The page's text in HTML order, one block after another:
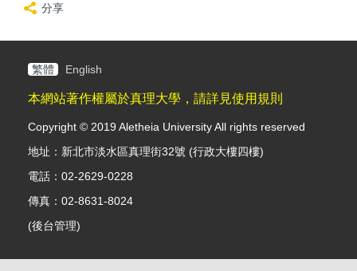
分享
繁體 English
本網站著作權屬於真理大學，請詳見使用規則
Copyright © 2019 Aletheia University All rights reserved
地址：新北市淡水區真理街32號 (行政大樓四樓)
電話：02-2629-0228
傳真：02-8631-8024
(後台管理)